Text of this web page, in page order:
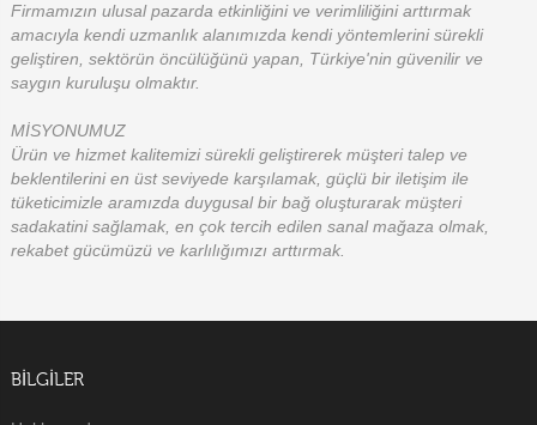
Firmamızın ulusal pazarda etkinliğini ve verimliliğini arttırmak
amacıyla kendi uzmanlık alanımızda kendi yöntemlerini sürekli
geliştiren, sektörün öncülüğünü yapan, Türkiye'nin güvenilir ve
saygın kuruluşu olmaktır.
MİSYONUMUZ
Ürün ve hizmet kalitemizi sürekli geliştirerek müşteri talep ve
beklentilerini en üst seviyede karşılamak, güçlü bir iletişim ile
tüketicimizle aramızda duygusal bir bağ oluşturarak müşteri
sadakatini sağlamak, en çok tercih edilen sanal mağaza olmak,
rekabet gücümüzü ve karlılığımızı arttırmak.
BILGILER